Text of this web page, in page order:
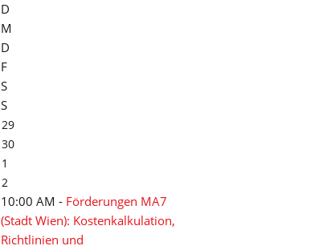
D
M
D
F
S
S
29
30
1
2
10:00 AM - Förderungen MA7
(Stadt Wien): Kostenkalkulation,
Richtlinien und